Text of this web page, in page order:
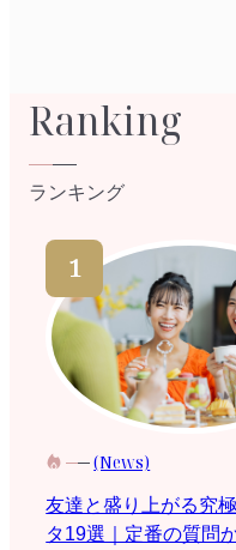
Ranking
ランキング
(News)
友達と盛り上がる究
タ19選｜定番の質問